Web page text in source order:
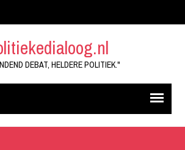
DEBAT, HELDERE POLITIEK."